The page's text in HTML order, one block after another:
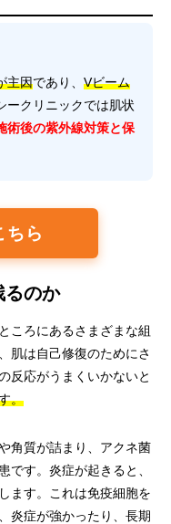
主因であり、 Vビーム
ークリニックでは肌状
術後の紫外線対策と保
ちら
るのか
ころにあるさまざまな組
肌は自己修復のためにさ
反応がうまくいかないと
。
角質が詰まり、アクネ菌
です。炎症が起きると、
ます。これは免疫細胞を
炎症が強かったり、長期